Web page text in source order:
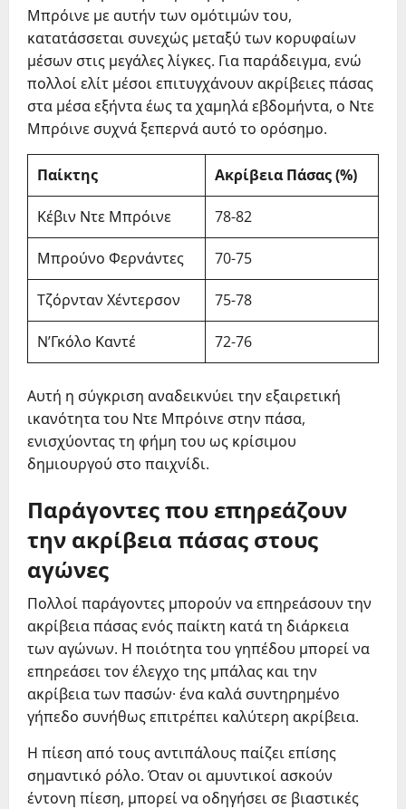
Μπρόινε με αυτήν των ομότιμών του,
κατατάσσεται συνεχώς μεταξύ των κορυφαίων
μέσων στις μεγάλες λίγκες. Για παράδειγμα, ενώ
πολλοί ελίτ μέσοι επιτυγχάνουν ακρίβειες πάσας
στα μέσα εξήντα έως τα χαμηλά εβδομήντα, ο Ντε
Μπρόινε συχνά ξεπερνά αυτό το ορόσημο.
Παίκτης Ακρίβεια Πάσας (%)
Κέβιν Ντε Μπρόινε 78-82
Μπρούνο Φερνάντες 70-75
Τζόρνταν Χέντερσον 75-78
Ν’Γκόλο Καντέ 72-76
Αυτή η σύγκριση αναδεικνύει την εξαιρετική
ικανότητα του Ντε Μπρόινε στην πάσα,
ενισχύοντας τη φήμη του ως κρίσιμου
δημιουργού στο παιχνίδι.
Παράγοντες που επηρεάζουν
την ακρίβεια πάσας στους
αγώνες
Πολλοί παράγοντες μπορούν να επηρεάσουν την
ακρίβεια πάσας ενός παίκτη κατά τη διάρκεια
των αγώνων. Η ποιότητα του γηπέδου μπορεί να
επηρεάσει τον έλεγχο της μπάλας και την
ακρίβεια των πασών· ένα καλά συντηρημένο
γήπεδο συνήθως επιτρέπει καλύτερη ακρίβεια.
Η πίεση από τους αντιπάλους παίζει επίσης
σημαντικό ρόλο. Όταν οι αμυντικοί ασκούν
έντονη πίεση, μπορεί να οδηγήσει σε βιαστικές